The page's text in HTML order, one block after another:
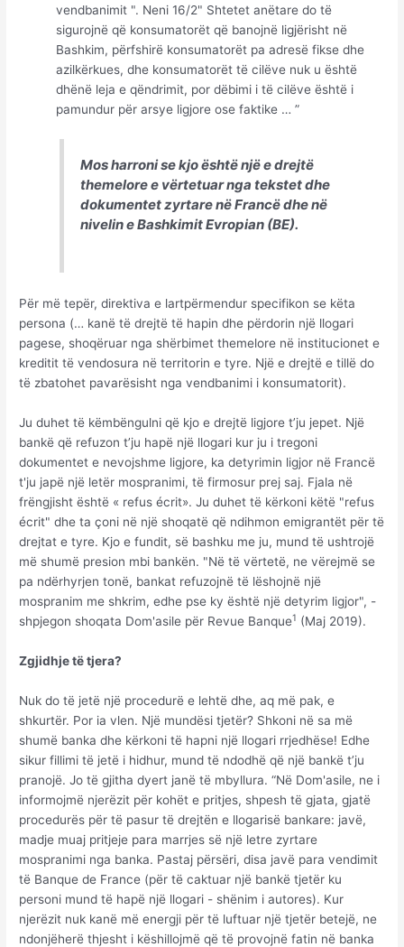
vendbanimit ". Neni 16/2" Shtetet anëtare do të
sigurojnë që konsumatorët që banojnë ligjërisht në
Bashkim, përfshirë konsumatorët pa adresë fikse dhe
azilkërkues, dhe konsumatorët të cilëve nuk u është
dhënë leja e qëndrimit, por dëbimi i të cilëve është i
pamundur për arsye ligjore ose faktike … ”
Mos harroni se kjo është një e drejtë
themelore e vërtetuar nga tekstet dhe
dokumentet zyrtare në Francë dhe në
nivelin e Bashkimit Evropian (BE).
Për më tepër, direktiva e lartpërmendur specifikon se këta
persona (… kanë të drejtë të hapin dhe përdorin një llogari
pagese, shoqëruar nga shërbimet themelore në institucionet e
kreditit të vendosura në territorin e tyre. Një e drejtë e tillë do
të zbatohet pavarësisht nga vendbanimi i konsumatorit).
Ju duhet të këmbëngulni që kjo e drejtë ligjore t’ju jepet. Një
bankë që refuzon t’ju hapë një llogari kur ju i tregoni
dokumentet e nevojshme ligjore, ka detyrimin ligjor në Francë
t'ju japë një letër mospranimi, të firmosur prej saj. Fjala në
frëngjisht është « refus écrit». Ju duhet të kërkoni këtë "refus
écrit" dhe ta çoni në një shoqatë që ndihmon emigrantët për të
drejtat e tyre. Kjo e fundit, së bashku me ju, mund të ushtrojë
më shumë presion mbi bankën. "Në të vërtetë, ne vërejmë se
pa ndërhyrjen tonë, bankat refuzojnë të lëshojnë një
mospranim me shkrim, edhe pse ky është një detyrim ligjor", -
shpjegon shoqata Dom'asile për Revue Banque1 (Maj 2019).
Zgjidhje të tjera?
Nuk do të jetë një procedurë e lehtë dhe, aq më pak, e
shkurtër. Por ia vlen. Një mundësi tjetër? Shkoni në sa më
shumë banka dhe kërkoni të hapni një llogari rrjedhëse! Edhe
sikur fillimi të jetë i hidhur, mund të ndodhë që një bankë t’ju
pranojë. Jo të gjitha dyert janë të mbyllura. “Në Dom'asile, ne i
informojmë njerëzit për kohët e pritjes, shpesh të gjata, gjatë
procedurës për të pasur të drejtën e llogarisë bankare: javë,
madje muaj pritjeje para marrjes së një letre zyrtare
mospranimi nga banka. Pastaj përsëri, disa javë para vendimit
të Banque de France (për të caktuar një bankë tjetër ku
personi mund të hapë një llogari - shënim i autores). Kur
njerëzit nuk kanë më energji për të luftuar një tjetër betejë, ne
ndonjëherë thjesht i këshillojmë që të provojnë fatin në banka